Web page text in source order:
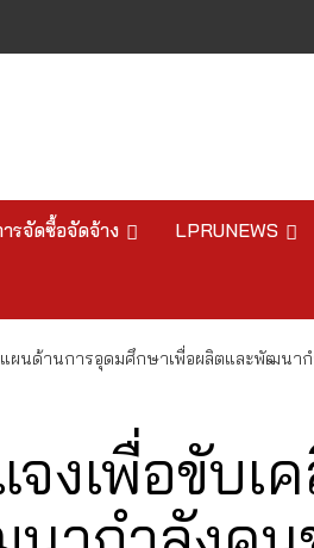
รจัดซื้อจัดจ้าง LPRUNEWS
ผนด้านการอุดมศึกษาเพื่อผลิตและพัฒนาก
งเพื่อขับ